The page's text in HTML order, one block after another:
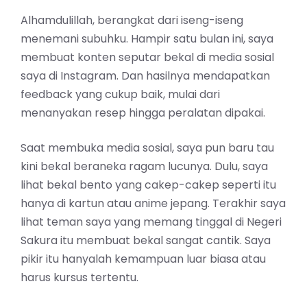
Alhamdulillah, berangkat dari iseng-iseng
menemani subuhku. Hampir satu bulan ini, saya
membuat konten seputar bekal di media sosial
saya di Instagram. Dan hasilnya mendapatkan
feedback yang cukup baik, mulai dari
menanyakan resep hingga peralatan dipakai.
Saat membuka media sosial, saya pun baru tau
kini bekal beraneka ragam lucunya. Dulu, saya
lihat bekal bento yang cakep-cakep seperti itu
hanya di kartun atau anime jepang. Terakhir saya
lihat teman saya yang memang tinggal di Negeri
Sakura itu membuat bekal sangat cantik. Saya
pikir itu hanyalah kemampuan luar biasa atau
harus kursus tertentu.